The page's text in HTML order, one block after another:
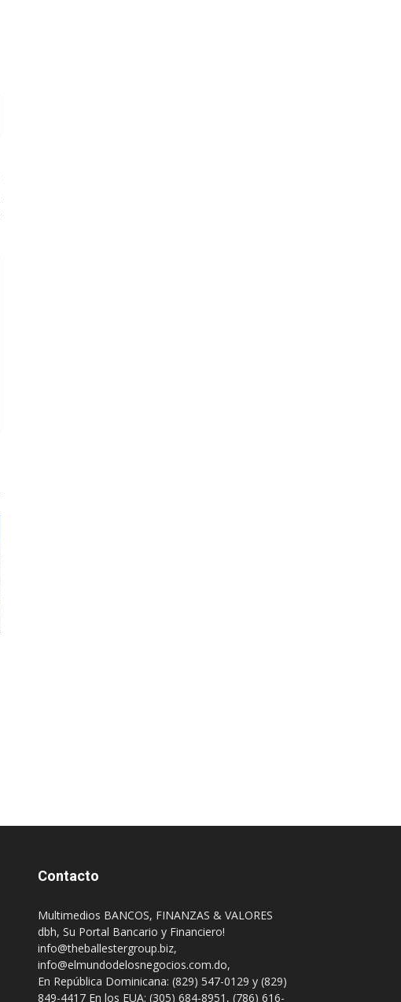
Contacto
Multimedios BANCOS, FINANZAS & VALORES
dbh, Su Portal Bancario y Financiero!
info@theballestergroup.biz,
info@elmundodelosnegocios.com.do,
En República Dominicana: (829) 547-0129 y (829)
849-4417 En los EUA: (305) 684-8951, (786) 616-